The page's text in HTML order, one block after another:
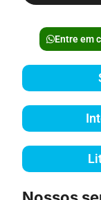
Entre em